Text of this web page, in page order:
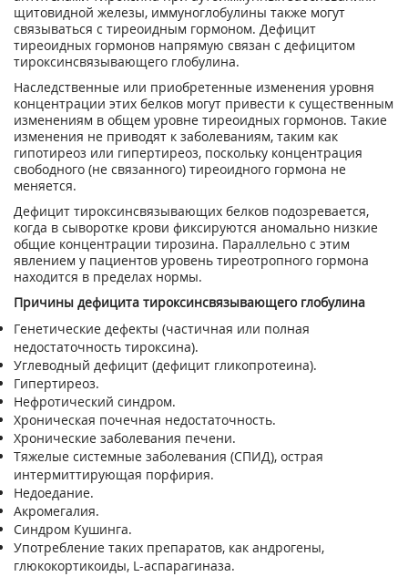
щитовидной железы, иммуноглобулины также могут
связываться с тиреоидным гормоном. Дефицит
тиреоидных гормонов напрямую связан с дефицитом
тироксинсвязывающего глобулина.
Наследственные или приобретенные изменения уровня
концентрации этих белков могут привести к существенным
изменениям в общем уровне тиреоидных гормонов. Такие
изменения не приводят к заболеваниям, таким как
гипотиреоз или гипертиреоз, поскольку концентрация
свободного (не связанного) тиреоидного гормона не
меняется.
Дефицит тироксинсвязывающих белков подозревается,
когда в сыворотке крови фиксируются аномально низкие
общие концентрации тирозина. Параллельно с этим
явлением у пациентов уровень тиреотропного гормона
находится в пределах нормы.
Причины дефицита тироксинсвязывающего глобулина
Генетические дефекты (частичная или полная
недостаточность тироксина).
Углеводный дефицит (дефицит гликопротеина).
Гипертиреоз.
Нефротический синдром.
Хроническая почечная недостаточность.
Хронические заболевания печени.
Тяжелые системные заболевания (СПИД), острая
интермиттирующая порфирия.
Недоедание.
Акромегалия.
Синдром Кушинга.
Употребление таких препаратов, как андрогены,
глюкокортикоиды, L-аспарагиназа.